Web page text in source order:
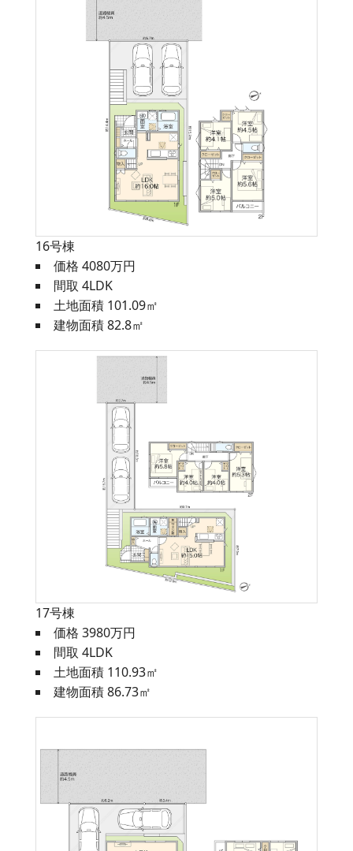
16号棟
価格 4080万円
間取 4LDK
土地面積 101.09㎡
建物面積 82.8㎡
17号棟
価格 3980万円
間取 4LDK
土地面積 110.93㎡
建物面積 86.73㎡